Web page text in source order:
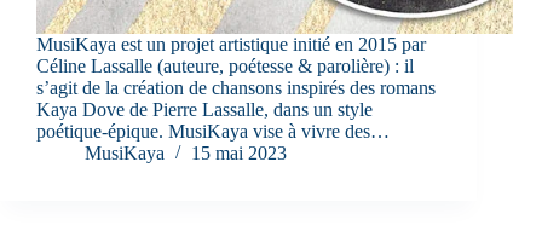
MusiKaya est un projet artistique initié en 2015 par
Céline Lassalle (auteure, poétesse & parolière) : il
s’agit de la création de chansons inspirés des romans
Kaya Dove de Pierre Lassalle, dans un style
poétique-épique. MusiKaya vise à vivre des…
MusiKaya
15 mai 2023